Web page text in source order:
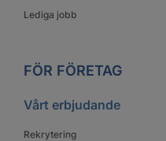
Lediga jobb
FÖR FÖRETAG
Vårt erbjudande
Rekrytering